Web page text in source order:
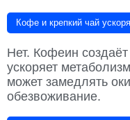
Кофе и крепкий чай
Нет. Кофеин
ускоряет
может замедлять
обезвоживание.